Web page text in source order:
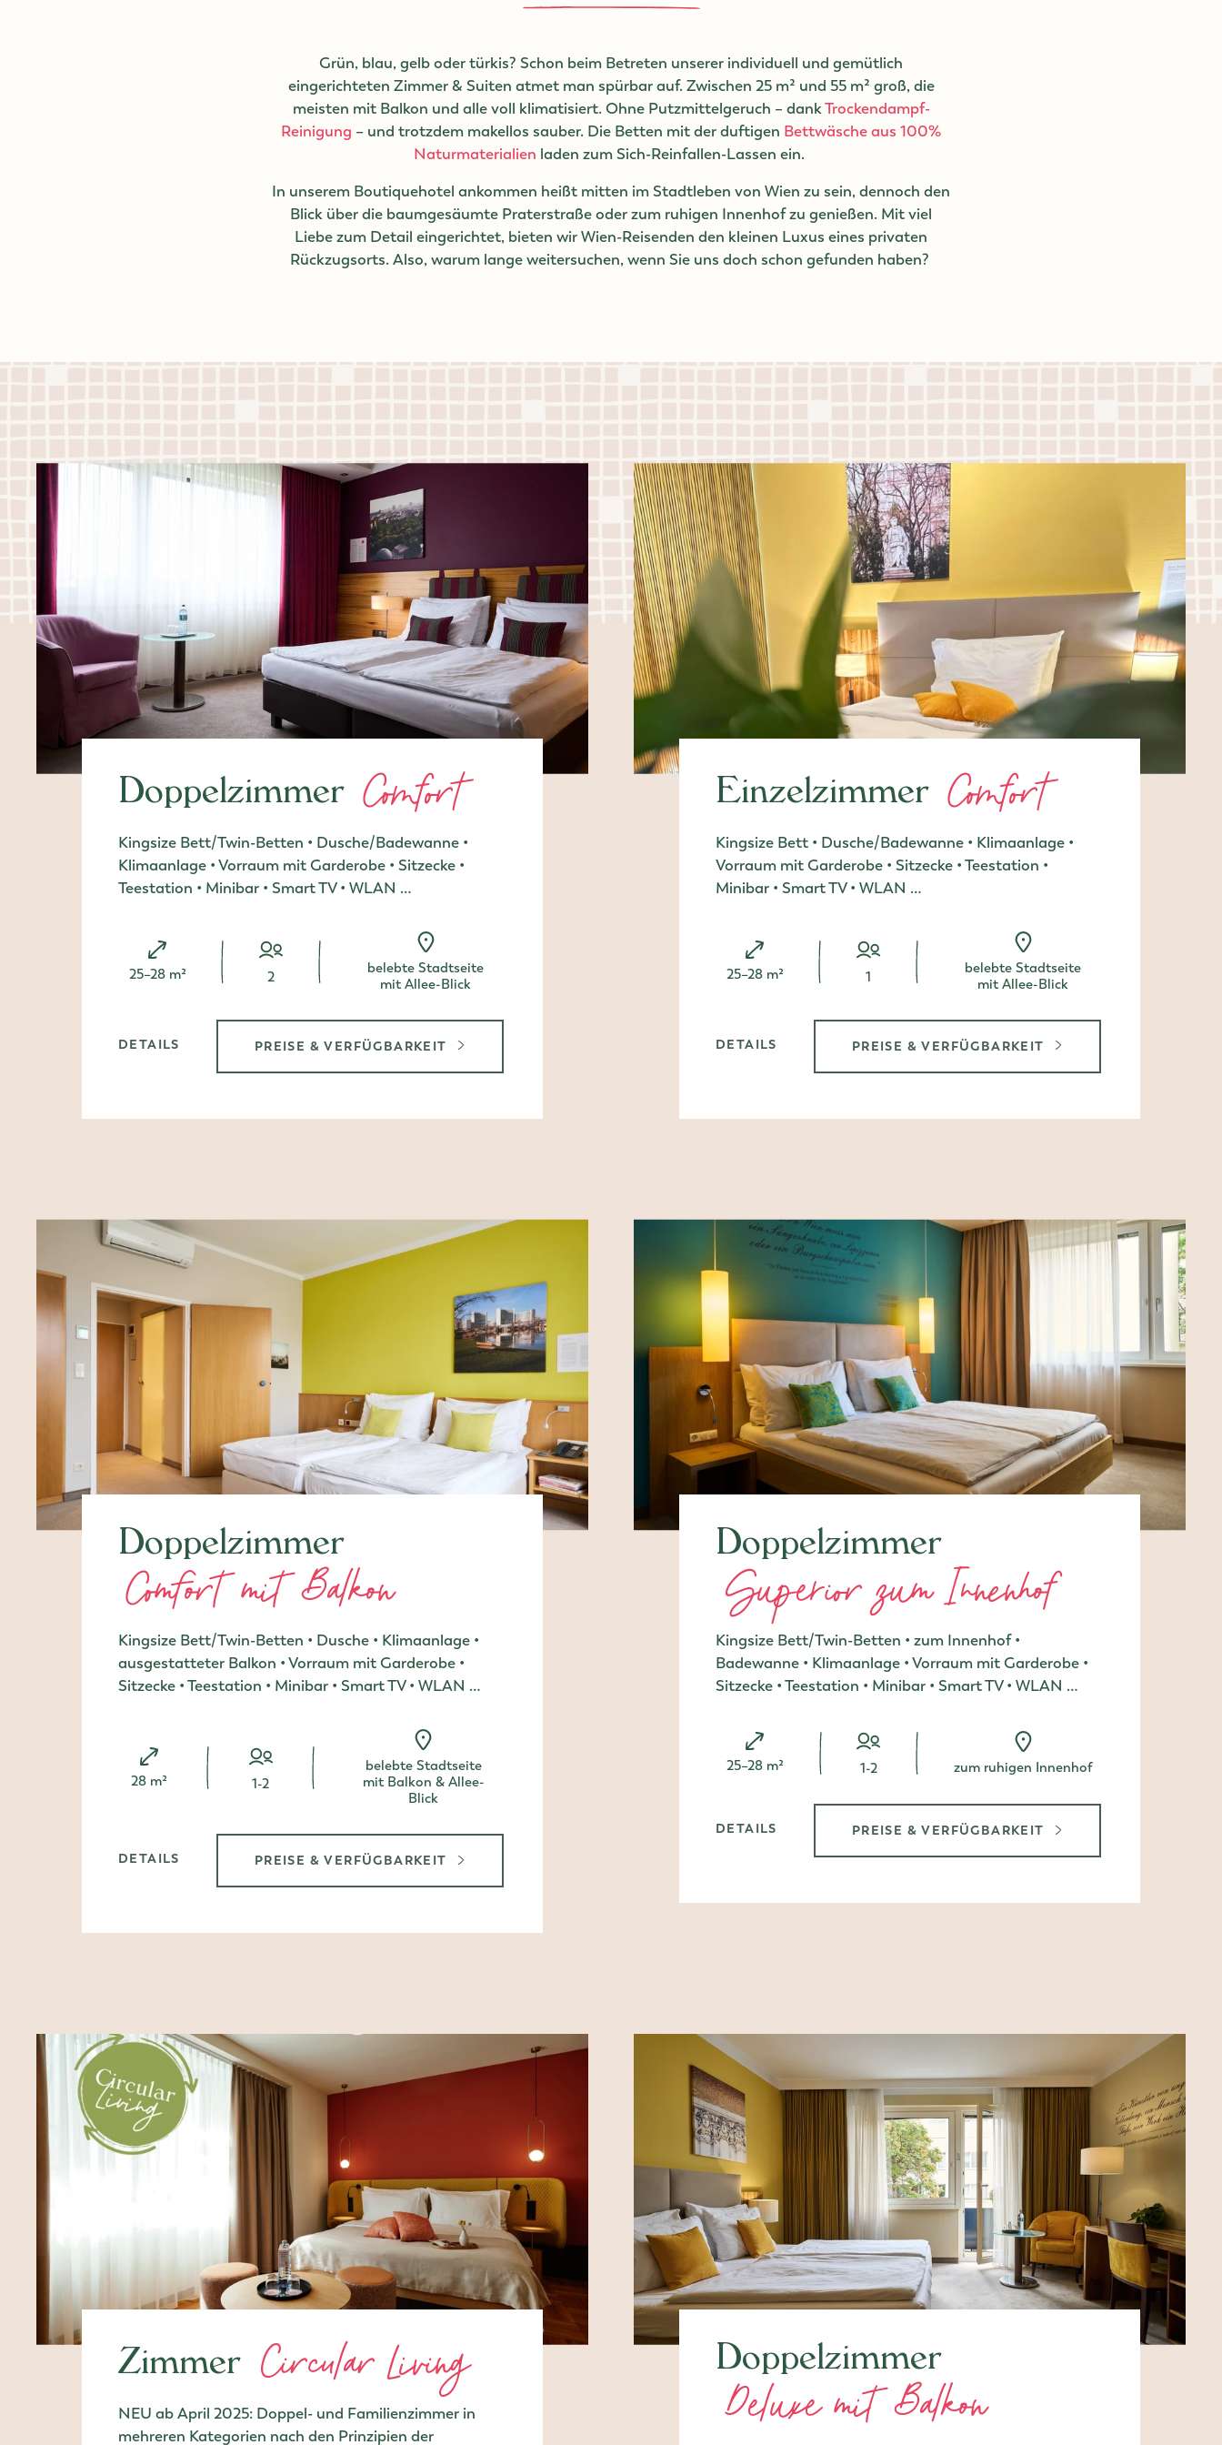
Grün, blau, gelb oder türkis? Schon beim Betreten unserer individuell und gemütlich
eingerichteten Zimmer & Suiten atmet man spürbar auf. Zwischen 25 m² und 55 m² groß, die
meisten mit Balkon und alle voll klimatisiert. Ohne Putzmittelgeruch – dankTrockendampf-
Reinigung – und trotzdem makellos sauber. Die Betten mit der duftigen Bettwäsche aus 100%
Naturmaterialien laden zum Sich-Reinfallen-Lassen ein.
In unserem Boutiquehotel ankommen heißt mitten im Stadtleben von Wien zu sein, dennoch den
Blick über die baumgesäumte Praterstraße oder zum ruhigen Innenhof zu genießen. Mit viel
Liebe zum Detail eingerichtet, bieten wir Wien-Reisenden den kleinen Luxus eines privaten
Rückzugsorts. Also, warum lange weitersuchen, wenn Sie uns doch schon gefunden haben?
Doppelzimmer Comfort
Kingsize Bett/Twin-Betten • Dusche/Badewanne •
Klimaanlage • Vorraum mit Garderobe • Sitzecke •
Teestation • Minibar • Smart TV • WLAN …
Zimmergröße:
25–28 m² 2Person/en
belebte Stadtseite
mit Allee-Blick
DETAILS, DOPPELZIMMER COMFORT
PREISE & VERFÜGBARKEIT, DOPPELZIMMER COMFORT
Einzelzimmer Comfort
Kingsize Bett • Dusche/Badewanne • Klimaanlage •
Vorraum mit Garderobe • Sitzecke • Teestation •
Minibar • Smart TV • WLAN …
Zimmergröße:
25–28 m² 1 Person/en
belebte Stadtseite
mit Allee-Blick
DETAILS, EINZELZIMMER COMFORTPREISE & VERFÜGBARKEIT, EINZELZIMMER COMFORT
Doppelzimmer
Comfort mit Balkon
Kingsize Bett/Twin-Betten • Dusche • Klimaanlage •
ausgestatteter Balkon • Vorraum mit Garderobe •
Sitzecke • Teestation • Minibar • Smart TV • WLAN …
Zimmergröße:
28 m² 1-2Person/en
belebte Stadtseite
mit Balkon & Allee-
Blick
DETAILS, DOPPELZIMMER COMFORT MIT BALKON
PREISE & VERFÜGBARKEIT, DOPPELZIMMER COMFORT MIT BALKON
Doppelzimmer
Superior zum Innenhof
Kingsize Bett/Twin-Betten • zum Innenhof •
Badewanne • Klimaanlage • Vorraum mit Garderobe •
Sitzecke • Teestation • Minibar • Smart TV • WLAN …
Zimmergröße:
25–28 m² 1-2Person/en zum ruhigen Innenhof
DETAILS, DOPPELZIMMER SUPERIOR ZUM INNENHOF
PREISE & VERFÜGBARKEIT, DOPPELZIMMER SUPERIOR ZUM
Zimmer Circular Living
NEU ab April 2025: Doppel- und Familienzimmer in
mehreren Kategorien nach den Prinzipien der
Doppelzimmer
Deluxe mit Balkon